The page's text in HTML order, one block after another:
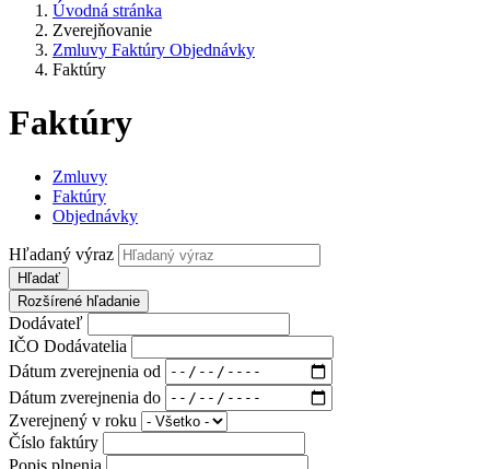
Úvodná stránka
Zverejňovanie
Zmluvy Faktúry Objednávky
Faktúry
Faktúry
Zmluvy
Faktúry
Objednávky
Hľadaný výraz
Hľadať
Rozšírené hľadanie
Dodávateľ
IČO Dodávatelia
Dátum zverejnenia od
Dátum zverejnenia do
Zverejnený v roku
Číslo faktúry
Popis plnenia